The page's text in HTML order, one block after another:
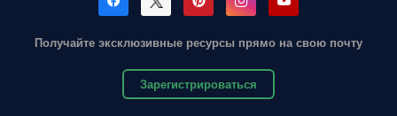
Получайте эксклюзивные ресурсы прямо на свою почту
Зарегистрироваться